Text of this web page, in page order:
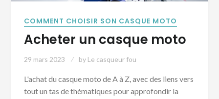
COMMENT CHOISIR SON CASQUE MOTO
Acheter un casque moto
29 mars 2023 by Le casqueur fou
L'achat du casque moto de A à Z, avec des liens vers
tout un tas de thématiques pour approfondir la